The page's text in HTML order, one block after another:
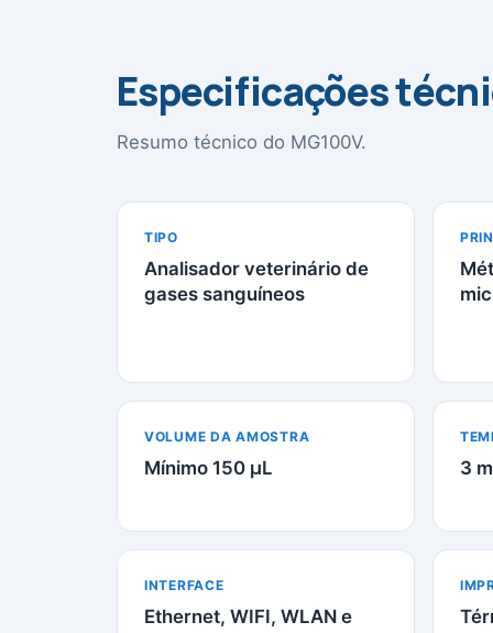
Especificações
Resumo técnico do MG100V.
TIPO
Analisador veterinário de
gases sanguíneos
VOLUME DA AMOSTRA
Mínimo 150 µL 3
INTERFACE
Ethernet, WIFI, WLAN e